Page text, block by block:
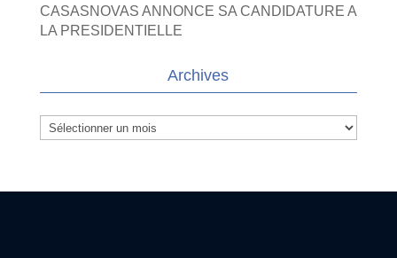
CASASNOVAS ANNONCE SA CANDIDATURE A
LA PRESIDENTIELLE
Archives
Archives